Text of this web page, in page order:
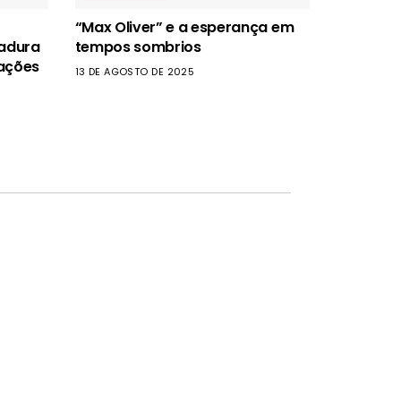
“Max Oliver” e a esperança em
tempos sombrios
13 DE AGOSTO DE 2025